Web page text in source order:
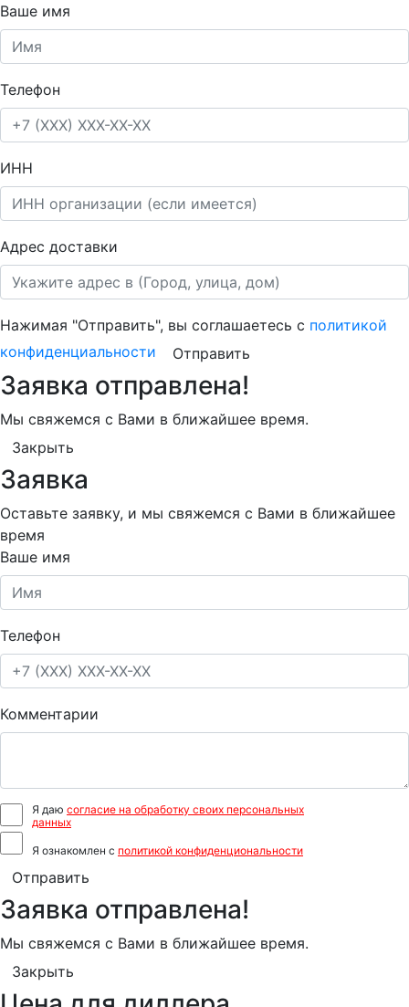
Ваше имя
Телефон
ИНН
Адрес доставки
Нажимая "Отправить", вы соглашаетесь с политикой
конфиденциальности
Отправить
Заявка отправлена!
Мы свяжемся с Вами в ближайшее время.
Закрыть
Заявка
Оставьте заявку, и мы свяжемся с Вами в ближайшее
время
Ваше имя
Телефон
Комментарии
Я даю согласие на обработку своих персональных
данных
Я ознакомлен с политикой конфиденциональности
Отправить
Заявка отправлена!
Мы свяжемся с Вами в ближайшее время.
Закрыть